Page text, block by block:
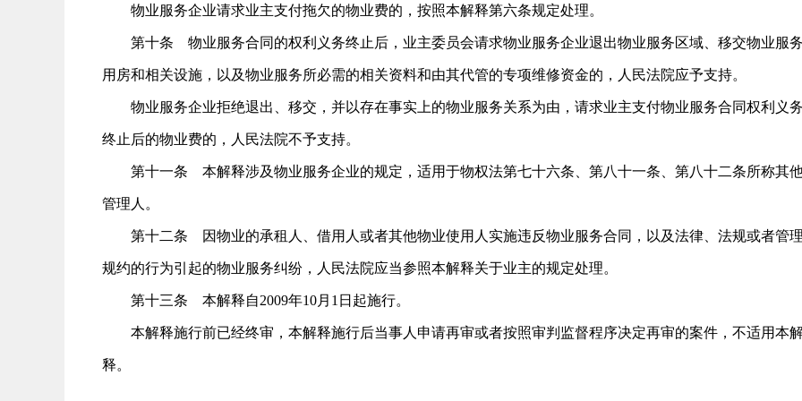
物业服务企业请求业主支付拖欠的物业费的，按照本解释第六条规定处理。
第十条 物业服务合同的权利义务终止后，业主委员会请求物业服务企业退出物业服务区域、移交物业服务
用房和相关设施，以及物业服务所必需的相关资料和由其代管的专项维修资金的，人民法院应予支持。
物业服务企业拒绝退出、移交，并以存在事实上的物业服务关系为由，请求业主支付物业服务合同权利义务
终止后的物业费的，人民法院不予支持。
第十一条 本解释涉及物业服务企业的规定，适用于物权法第七十六条、第八十一条、第八十二条所称其
管理人。
第十二条 因物业的承租人、借用人或者其他物业使用人实施违反物业服务合同，以及法律、法规或者管理
规约的行为引起的物业服务纠纷，人民法院应当参照本解释关于业主的规定处理。
第十三条 本解释自2009年10月1日起施行。
本解释施行前已经终审，本解释施行后当事人申请再审或者按照审判监督程序决定再审的案件，不适用本
释。